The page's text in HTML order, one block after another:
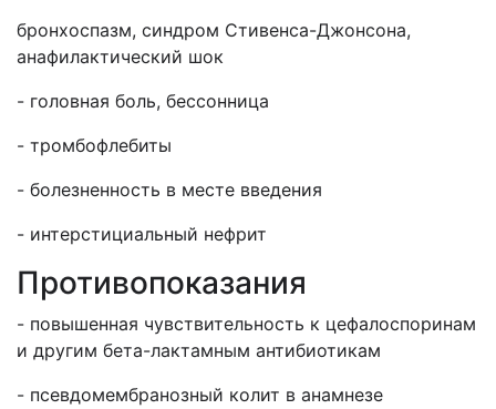
бронхоспазм, синдром Стивенса-Джонсона,
анафилактический шок
- головная боль, бессонница
- тромбофлебиты
- болезненность в месте введения
- интерстициальный нефрит
Противопоказания
- повышенная чувствительность к цефалоспоринам
и другим бета-лактамным антибиотикам
- псевдомембранозный колит в анамнезе